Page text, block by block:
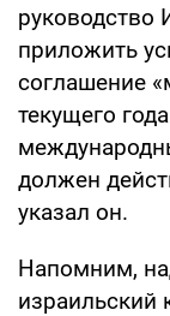
руководство
приложить
соглашение
текущего
должен
указал он.
Напомним,